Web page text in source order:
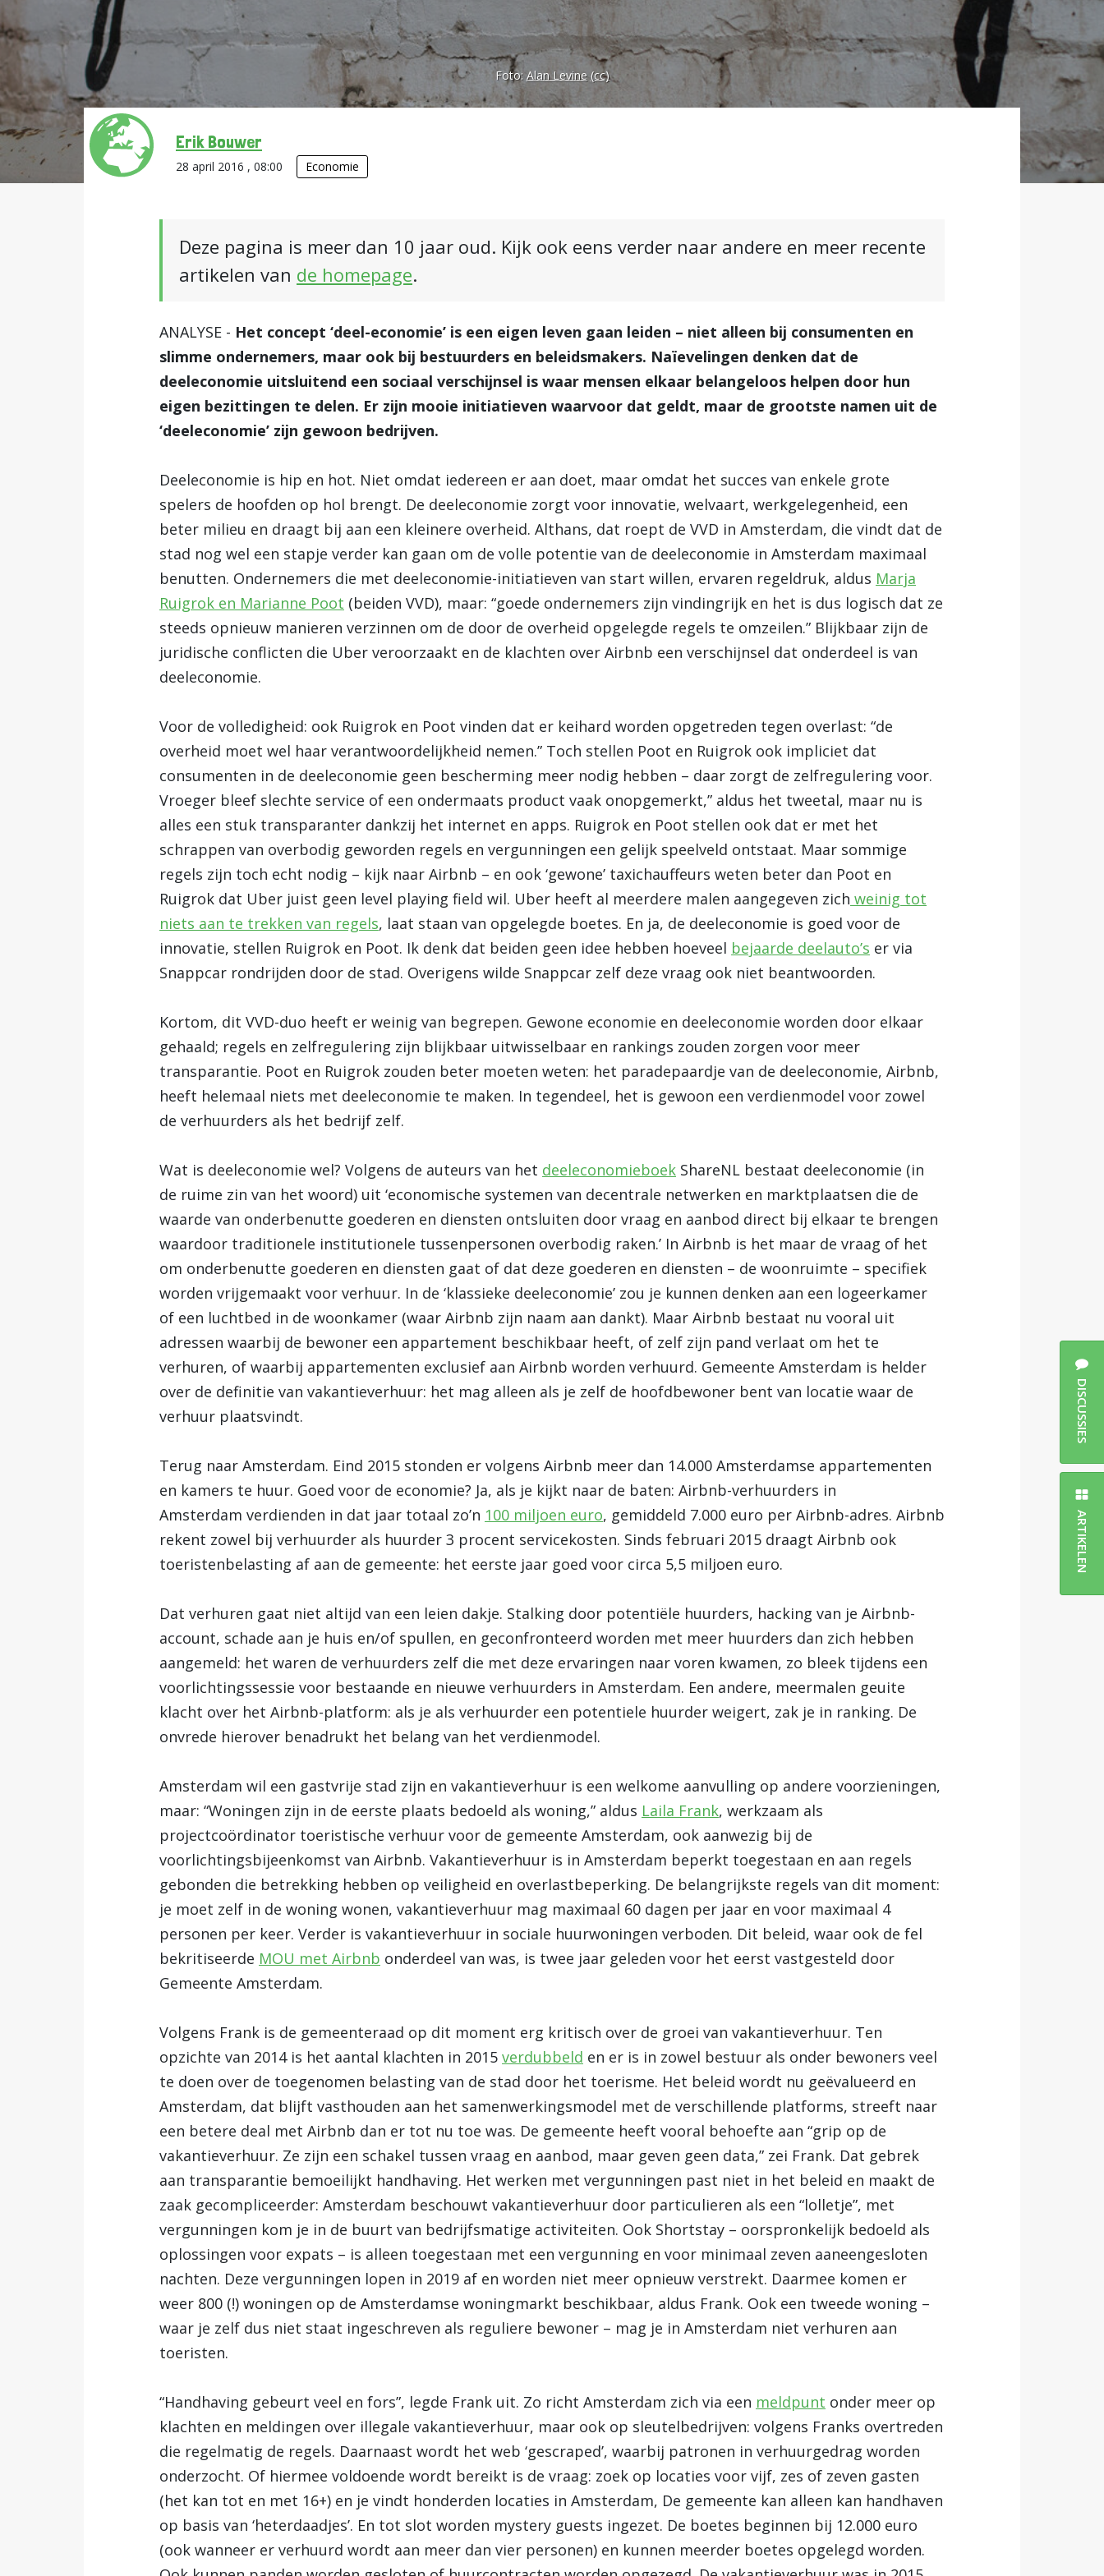
Foto: Alan Levine (cc)
Erik Bouwer
28 april 2016 , 08:00 Economie
Deze pagina is meer dan 10 jaar oud. Kijk ook eens verder naar andere en meer recente
artikelen van de homepage.
ANALYSE - Het concept ‘deel-economie’ is een eigen leven gaan leiden – niet alleen bij consumenten en
slimme ondernemers, maar ook bij bestuurders en beleidsmakers. Naïevelingen denken dat de
deeleconomie uitsluitend een sociaal verschijnsel is waar mensen elkaar belangeloos helpen door hun
eigen bezittingen te delen. Er zijn mooie initiatieven waarvoor dat geldt, maar de grootste namen uit de
‘deeleconomie’ zijn gewoon bedrijven.
Deeleconomie is hip en hot. Niet omdat iedereen er aan doet, maar omdat het succes van enkele grote
spelers de hoofden op hol brengt. De deeleconomie zorgt voor innovatie, welvaart, werkgelegenheid, een
beter milieu en draagt bij aan een kleinere overheid. Althans, dat roept de VVD in Amsterdam, die vindt dat de
stad nog wel een stapje verder kan gaan om de volle potentie van de deeleconomie in Amsterdam maximaal
benutten. Ondernemers die met deeleconomie-initiatieven van start willen, ervaren regeldruk, aldus Marja
Ruigrok en Marianne Poot (beiden VVD), maar: “goede ondernemers zijn vindingrijk en het is dus logisch dat ze
steeds opnieuw manieren verzinnen om de door de overheid opgelegde regels te omzeilen.” Blijkbaar zijn de
juridische conflicten die Uber veroorzaakt en de klachten over Airbnb een verschijnsel dat onderdeel is van
deeleconomie.
Voor de volledigheid: ook Ruigrok en Poot vinden dat er keihard worden opgetreden tegen overlast: “de
overheid moet wel haar verantwoordelijkheid nemen.” Toch stellen Poot en Ruigrok ook impliciet dat
consumenten in de deeleconomie geen bescherming meer nodig hebben – daar zorgt de zelfregulering voor.
Vroeger bleef slechte service of een ondermaats product vaak onopgemerkt,” aldus het tweetal, maar nu is
alles een stuk transparanter dankzij het internet en apps. Ruigrok en Poot stellen ook dat er met het
schrappen van overbodig geworden regels en vergunningen een gelijk speelveld ontstaat. Maar sommige
regels zijn toch echt nodig – kijk naar Airbnb – en ook ‘gewone’ taxichauffeurs weten beter dan Poot en
Ruigrok dat Uber juist geen level playing field wil. Uber heeft al meerdere malen aangegeven zich weinig tot
niets aan te trekken van regels, laat staan van opgelegde boetes. En ja, de deeleconomie is goed voor de
innovatie, stellen Ruigrok en Poot. Ik denk dat beiden geen idee hebben hoeveel bejaarde deelauto’s er via
Snappcar rondrijden door de stad. Overigens wilde Snappcar zelf deze vraag ook niet beantwoorden.
Kortom, dit VVD-duo heeft er weinig van begrepen. Gewone economie en deeleconomie worden door elkaar
gehaald; regels en zelfregulering zijn blijkbaar uitwisselbaar en rankings zouden zorgen voor meer
transparantie. Poot en Ruigrok zouden beter moeten weten: het paradepaardje van de deeleconomie, Airbnb,
heeft helemaal niets met deeleconomie te maken. In tegendeel, het is gewoon een verdienmodel voor zowel
de verhuurders als het bedrijf zelf.
Wat is deeleconomie wel? Volgens de auteurs van het deeleconomieboek ShareNL bestaat deeleconomie (in
de ruime zin van het woord) uit ‘economische systemen van decentrale netwerken en marktplaatsen die de
waarde van onderbenutte goederen en diensten ontsluiten door vraag en aanbod direct bij elkaar te brengen
waardoor traditionele institutionele tussenpersonen overbodig raken.’ In Airbnb is het maar de vraag of het
om onderbenutte goederen en diensten gaat of dat deze goederen en diensten – de woonruimte – specifiek
worden vrijgemaakt voor verhuur. In de ‘klassieke deeleconomie’ zou je kunnen denken aan een logeerkamer
of een luchtbed in de woonkamer (waar Airbnb zijn naam aan dankt). Maar Airbnb bestaat nu vooral uit
adressen waarbij de bewoner een appartement beschikbaar heeft, of zelf zijn pand verlaat om het te
verhuren, of waarbij appartementen exclusief aan Airbnb worden verhuurd. Gemeente Amsterdam is helder
over de definitie van vakantieverhuur: het mag alleen als je zelf de hoofdbewoner bent van locatie waar de
verhuur plaatsvindt.
Terug naar Amsterdam. Eind 2015 stonden er volgens Airbnb meer dan 14.000 Amsterdamse appartementen
en kamers te huur. Goed voor de economie? Ja, als je kijkt naar de baten: Airbnb-verhuurders in
Amsterdam verdienden in dat jaar totaal zo’n 100 miljoen euro, gemiddeld 7.000 euro per Airbnb-adres. Airbnb
rekent zowel bij verhuurder als huurder 3 procent servicekosten. Sinds februari 2015 draagt Airbnb ook
toeristenbelasting af aan de gemeente: het eerste jaar goed voor circa 5,5 miljoen euro.
Dat verhuren gaat niet altijd van een leien dakje. Stalking door potentiële huurders, hacking van je Airbnb-
account, schade aan je huis en/of spullen, en geconfronteerd worden met meer huurders dan zich hebben
aangemeld: het waren de verhuurders zelf die met deze ervaringen naar voren kwamen, zo bleek tijdens een
voorlichtingssessie voor bestaande en nieuwe verhuurders in Amsterdam. Een andere, meermalen geuite
klacht over het Airbnb-platform: als je als verhuurder een potentiele huurder weigert, zak je in ranking. De
onvrede hierover benadrukt het belang van het verdienmodel.
Amsterdam wil een gastvrije stad zijn en vakantieverhuur is een welkome aanvulling op andere voorzieningen,
maar: “Woningen zijn in de eerste plaats bedoeld als woning,” aldus Laila Frank, werkzaam als
projectcoördinator toeristische verhuur voor de gemeente Amsterdam, ook aanwezig bij de
voorlichtingsbijeenkomst van Airbnb. Vakantieverhuur is in Amsterdam beperkt toegestaan en aan regels
gebonden die betrekking hebben op veiligheid en overlastbeperking. De belangrijkste regels van dit moment:
je moet zelf in de woning wonen, vakantieverhuur mag maximaal 60 dagen per jaar en voor maximaal 4
personen per keer. Verder is vakantieverhuur in sociale huurwoningen verboden. Dit beleid, waar ook de fel
bekritiseerde MOU met Airbnb onderdeel van was, is twee jaar geleden voor het eerst vastgesteld door
Gemeente Amsterdam.
Volgens Frank is de gemeenteraad op dit moment erg kritisch over de groei van vakantieverhuur. Ten
opzichte van 2014 is het aantal klachten in 2015 verdubbeld en er is in zowel bestuur als onder bewoners veel
te doen over de toegenomen belasting van de stad door het toerisme. Het beleid wordt nu geëvalueerd en
Amsterdam, dat blijft vasthouden aan het samenwerkingsmodel met de verschillende platforms, streeft naar
een betere deal met Airbnb dan er tot nu toe was. De gemeente heeft vooral behoefte aan “grip op de
vakantieverhuur. Ze zijn een schakel tussen vraag en aanbod, maar geven geen data,” zei Frank. Dat gebrek
aan transparantie bemoeilijkt handhaving. Het werken met vergunningen past niet in het beleid en maakt de
zaak gecompliceerder: Amsterdam beschouwt vakantieverhuur door particulieren als een “lolletje”, met
vergunningen kom je in de buurt van bedrijfsmatige activiteiten. Ook Shortstay – oorspronkelijk bedoeld als
oplossingen voor expats – is alleen toegestaan met een vergunning en voor minimaal zeven aaneengesloten
nachten. Deze vergunningen lopen in 2019 af en worden niet meer opnieuw verstrekt. Daarmee komen er
weer 800 (!) woningen op de Amsterdamse woningmarkt beschikbaar, aldus Frank. Ook een tweede woning –
waar je zelf dus niet staat ingeschreven als reguliere bewoner – mag je in Amsterdam niet verhuren aan
toeristen.
“Handhaving gebeurt veel en fors”, legde Frank uit. Zo richt Amsterdam zich via een meldpunt onder meer op
klachten en meldingen over illegale vakantieverhuur, maar ook op sleutelbedrijven: volgens Franks overtreden
die regelmatig de regels. Daarnaast wordt het web ‘gescraped’, waarbij patronen in verhuurgedrag worden
onderzocht. Of hiermee voldoende wordt bereikt is de vraag: zoek op locaties voor vijf, zes of zeven gasten
(het kan tot en met 16+) en je vindt honderden locaties in Amsterdam, De gemeente kan alleen kan handhaven
op basis van ‘heterdaadjes’. En tot slot worden mystery guests ingezet. De boetes beginnen bij 12.000 euro
(ook wanneer er verhuurd wordt aan meer dan vier personen) en kunnen meerder boetes opgelegd worden.
DISCUSSIES
ARTIKELEN